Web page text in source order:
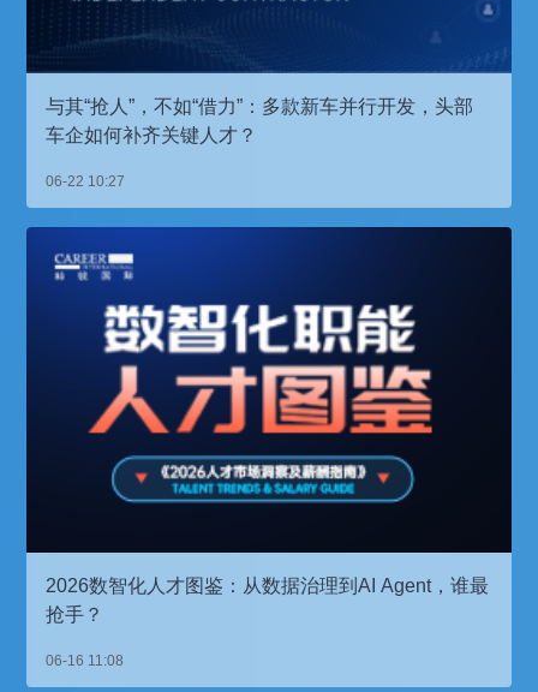
与其“抢人”，不如“借力”：多款新车并行开发，头部
车企如何补齐关键人才？
06-22 10:27
2026数智化人才图鉴：从数据治理到AI Agent，谁最
抢手？
06-16 11:08